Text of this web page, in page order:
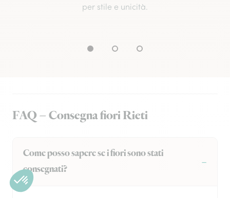
per stile e unicità.
FAQ – Consegna fiori Rieti
Come posso sapere se i fiori sono stati
consegnati?